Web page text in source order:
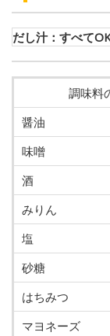
だし汁：すべて
調味料
醤油
味噌
酒
みりん
塩
砂糖
はちみつ
マヨネーズ